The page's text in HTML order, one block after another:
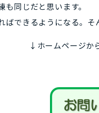
同じだと思います。
ばできるようになる。
↓ホームページか